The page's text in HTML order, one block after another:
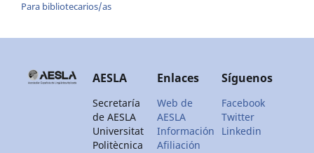
Para bibliotecarios/as
AESLA
Secretaría
de AESLA
Universitat
Politècnica
Enlaces
Web de
AESLA
Información
Afiliación
Síguenos
Facebook
Twitter
Linkedin